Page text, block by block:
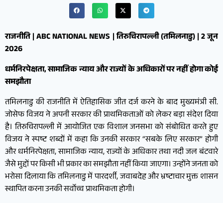
राजनीति | ABC NATIONAL NEWS | तिरुचिरापल्ली (तमिलनाडु) | 2 जून
2026
धर्मनिरपेक्षता, सामाजिक न्याय और राज्यों के अधिकारों पर नहीं होगा कोई
समझौता
तमिलनाडु की राजनीति में ऐतिहासिक जीत दर्ज करने के बाद मुख्यमंत्री सी.
जोसेफ विजय ने अपनी सरकार की प्राथमिकताओं को लेकर बड़ा संदेश दिया
है। तिरुचिरापल्ली में आयोजित एक विशाल जनसभा को संबोधित करते हुए
विजय ने स्पष्ट शब्दों में कहा कि उनकी सरकार “सबके लिए सरकार” होगी
और धर्मनिरपेक्षता, सामाजिक न्याय, राज्यों के अधिकार तथा नदी जल बंटवारे
जैसे मुद्दों पर किसी भी प्रकार का समझौता नहीं किया जाएगा। उन्होंने जनता को
भरोसा दिलाया कि तमिलनाडु में पारदर्शी, जवाबदेह और भ्रष्टाचार मुक्त शासन
स्थापित करना उनकी सर्वोच्च प्राथमिकता होगी।